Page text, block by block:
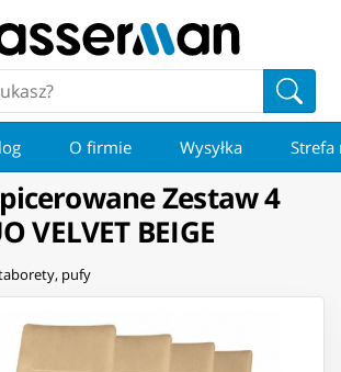
O firmie Wysyłka Strefa
Zestaw 4
VELVET BEIGE
taborety, pufy